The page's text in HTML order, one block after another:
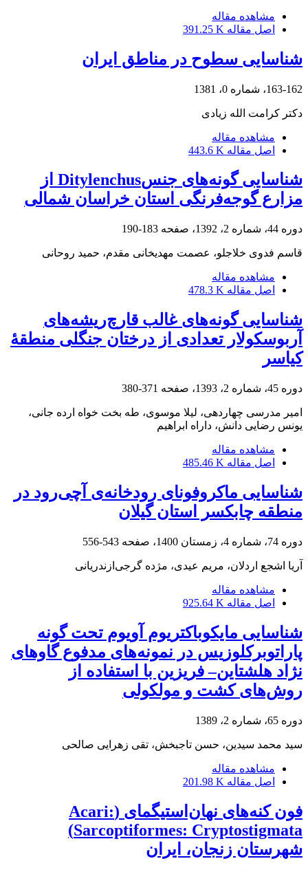
مشاهده مقاله
اصل مقاله 391.25 K
شناسایی سطوح در مناطق ایران
163-162، شماره 0، 1381
دکتر کرامت الله زیادی
مشاهده مقاله
اصل مقاله 443.6 K
شناسایی گونه‌های جنسDitylenchus از
مزارع گوجه‌فرنگی استان خراسان شمالی
دوره 44، شماره 2، 1392، صفحه 183-190
قاسم فدوی خلاجلو، عصمت مهدیخانی مقدم، حمید روحانی
مشاهده مقاله
اصل مقاله 478.3 K
شناسایی گونه‌های غالب قارچ‌ریشه‌های
آربوسکولار تعدادی از درختان جنگلی منطقۀ
کیاسر
دوره 45، شماره 2، 1393، صفحه 371-380
امیر مدرسی چهاردهی، لیلا موسوی، طه بخت خواه ارده جانی،
یونس رضایی دانش، داراه ابراهیم
مشاهده مقاله
اصل مقاله 485.46 K
شناسایی ماکروفونای رودخانه‌ی آچی‌رود در
منطقه چابکسر استان گیلان
دوره 74، شماره 4، زمستان 1400، صفحه 543-556
آریا اشجع اردلان، مریم عیدی، مژده گرجی‌ازندریانی
مشاهده مقاله
اصل مقاله 925.64 K
شناسایی مایکوباکتریوم آویوم تحت گونه
پاراتوبرکلوزیس‌ ‌در نمونه‌های مدفوع گاوهای
نژاد هلشتاین– فریزین با استفاده از‌
‌روش‌های کشت و مولکولی‌
دوره 65، شماره 2، 1389
سید محمد سیدین، حسن تاجبخش، تقی زهرایی صالحی
مشاهده مقاله
اصل مقاله 201.98 K
فون کنه‌های نهان‌استیگمای (Acari:
Sarcoptiformes: Cryptostigmata)
شهرستان زنجان، ایران